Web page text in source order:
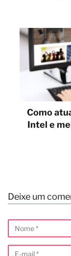
Como
Intel e
Deixe um